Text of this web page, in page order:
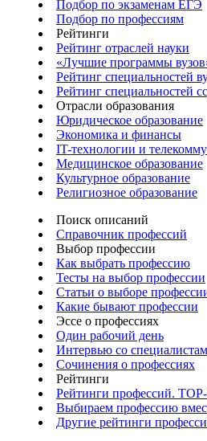
Подбор по экзаменам ЕГЭ
Подбор по профессиям
Рейтинги
Рейтинг отраслей науки
«Лучшие программы
Рейтинг специальностей
Рейтинг специальностей
Отрасли образования
Юридическое образование
Экономика и финансы
IT-технологии и
Медицинское образование
Культурное образование
Религиозное образование
Поиск описаний
Справочник профессий
Выбор профессии
Как выбрать профессию
Тесты на выбор профессии
Статьи о выборе
Какие бывают профессии
Эссе о профессиях
Один рабочий день
Интервью со
Сочинения о профессиях
Рейтинги
Рейтинги профессий.
Выбираем профессию
Другие рейтинги